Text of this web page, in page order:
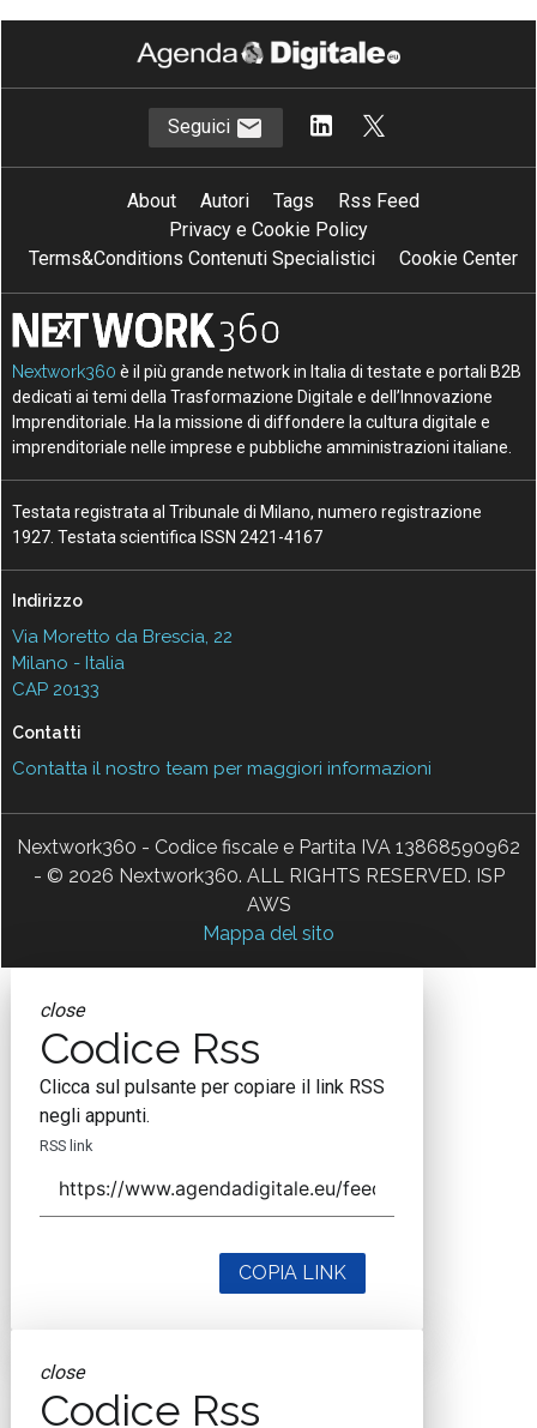
Seguici
About Autori Tags
Rss Feed
Privacy e Cookie Policy
Terms&Conditions Contenuti Specialistici
Cookie Center
Nextwork360 è il più grande network in Italia di testate e portali B2B
dedicati ai temi della Trasformazione Digitale e dell’Innovazione
Imprenditoriale. Ha la missione di diffondere la cultura digitale e
imprenditoriale nelle imprese e pubbliche amministrazioni italiane.
Testata registrata al Tribunale di Milano, numero registrazione
1927. Testata scientifica ISSN 2421-4167
Indirizzo
Via Moretto da Brescia, 22
Milano - Italia
CAP 20133
Contatti
Contatta il nostro team per maggiori informazioni
Nextwork360 - Codice fiscale e Partita IVA 13868590962
- © 2026 Nextwork360. ALL RIGHTS RESERVED. ISP
AWS
Mappa del sito
close
Codice Rss
Clicca sul pulsante per copiare il link RSS
negli appunti.
RSS link
COPIA LINK
close
Codice Rss